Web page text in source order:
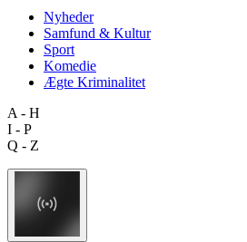
Nyheder
Samfund & Kultur
Sport
Komedie
Ægte Kriminalitet
A - H
I - P
Q - Z